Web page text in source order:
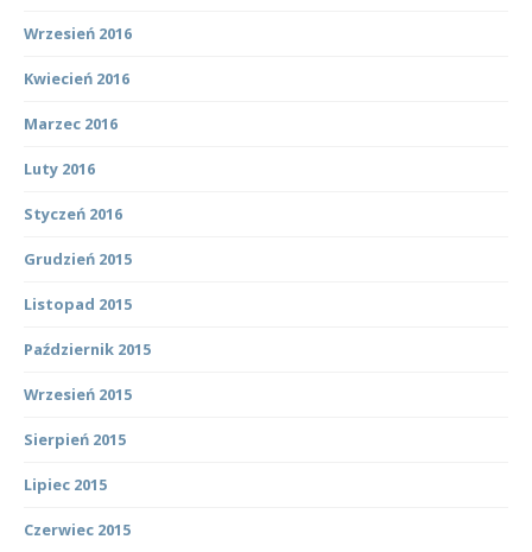
Wrzesień 2016
Kwiecień 2016
Marzec 2016
Luty 2016
Styczeń 2016
Grudzień 2015
Listopad 2015
Październik 2015
Wrzesień 2015
Sierpień 2015
Lipiec 2015
Czerwiec 2015